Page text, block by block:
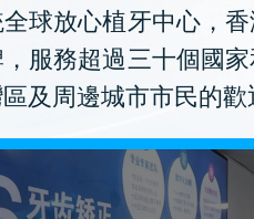
球放心植牙中心，
服務超過三十個國
及周邊城市市民的歡